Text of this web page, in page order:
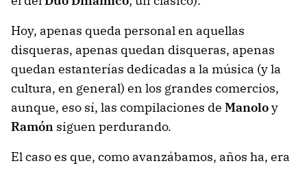
Hoy, apenas queda personal en aquellas
disqueras, apenas quedan disqueras, apenas
quedan estanterías dedicadas a la música (y la
cultura, en general) en los grandes comercios,
aunque, eso sí, las compilaciones de Manoloy
Ramón siguen perdurando.
El caso es que, como avanzábamos, años ha, era